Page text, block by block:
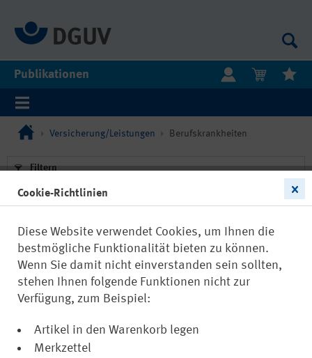
Publikationen
Versicherung/Leistungen Berufskrankheiten
Filtern
22756
Hautkrankheiten durch die Arbeit
Cookie-Richtlinien
Diese Website verwendet Cookies, um Ihnen die
bestmögliche Funktionalität bieten zu können.
Wenn Sie damit nicht einverstanden sein sollten,
stehen Ihnen folgende Funktionen nicht zur
Verfügung, zum Beispiel:
Artikel in den Warenkorb legen
Merkzettel